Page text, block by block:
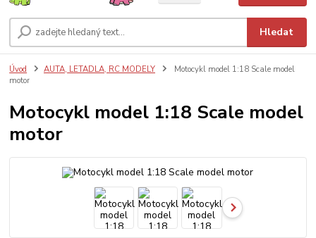
Hledat
Úvod AUTA, LETADLA, RC MODELY
Motocykl model 1:18 Scale model
motor
Motocykl model 1:18 Scale model
motor